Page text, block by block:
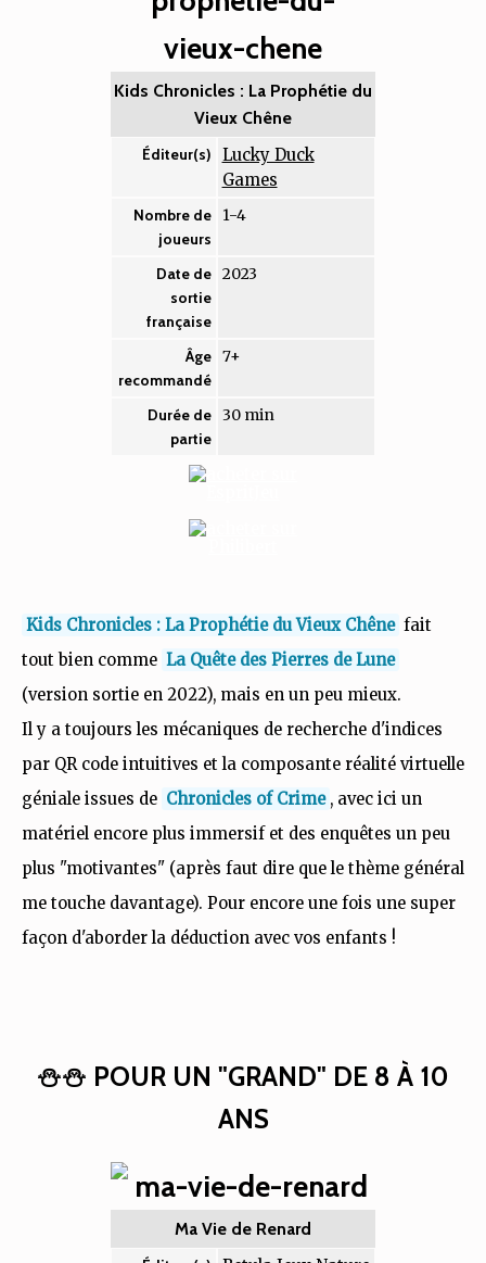
Kids Chronicles : La Prophétie du
Vieux Chêne
Éditeur(s)
Lucky Duck
Games
Nombre de
joueurs
1-4
Date de
sortie
française
2023
Âge
recommandé
7+
Durée de
partie
30 min
Kids Chronicles : La Prophétie du Vieux Chêne fait
tout bien comme La Quête des Pierres de Lune
(version sortie en 2022), mais en un peu mieux.
Il y a toujours les mécaniques de recherche d'indices
par QR code intuitives et la composante réalité virtuelle
géniale issues de Chronicles of Crime , avec ici un
matériel encore plus immersif et des enquêtes un peu
plus "motivantes" (après faut dire que le thème général
me touche davantage). Pour encore une fois une super
façon d'aborder la déduction avec vos enfants !
⛄⛄ POUR UN "GRAND" DE 8 À 10
ANS
Ma Vie de Renard